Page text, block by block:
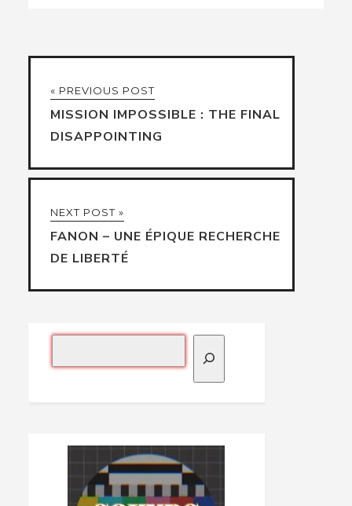
« PREVIOUS POST
MISSION IMPOSSIBLE : THE FINAL
DISAPPOINTING
NEXT POST »
FANON – UNE ÉPIQUE RECHERCHE
DE LIBERTÉ